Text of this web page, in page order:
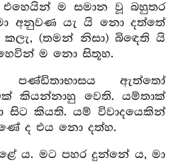
එහෙයින් ම සමාන වූ බහුතර
අනුවණ යැ යි නො දත්තේ
කලැ, (තමන් නිසා) බිඳෙති යි
ම නො සිතූහ.
පණ්ඩිතාභාසය ඇත්තෝ
කියන්නාහු වෙති. යම්තාක්
සිට කියති. යම් විවාදයෙකින්
ද එය නො දත්හ.
ය. මට පහර දුන්නේ ය, මා